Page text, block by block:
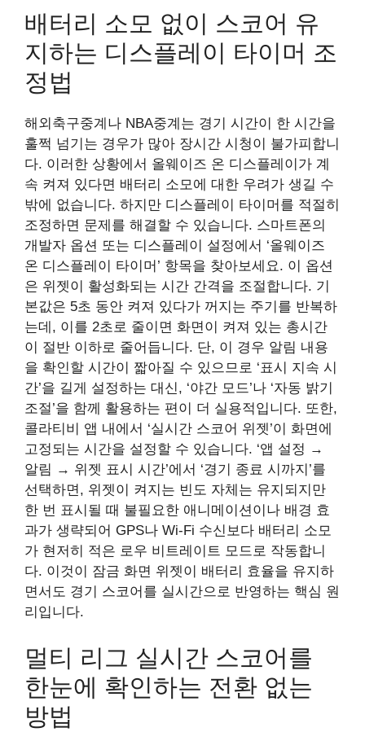
배터리 소모 없이 스코어 유
지하는 디스플레이 타이머 조
정법
해외축구중계나 NBA중계는 경기 시간이 한 시간을
훌쩍 넘기는 경우가 많아 장시간 시청이 불가피합니
다. 이러한 상황에서 올웨이즈 온 디스플레이가 계
속 켜져 있다면 배터리 소모에 대한 우려가 생길 수
밖에 없습니다. 하지만 디스플레이 타이머를 적절히
조정하면 문제를 해결할 수 있습니다. 스마트폰의
개발자 옵션 또는 디스플레이 설정에서 ‘올웨이즈
온 디스플레이 타이머’ 항목을 찾아보세요. 이 옵션
은 위젯이 활성화되는 시간 간격을 조절합니다. 기
본값은 5초 동안 켜져 있다가 꺼지는 주기를 반복하
는데, 이를 2초로 줄이면 화면이 켜져 있는 총시간
이 절반 이하로 줄어듭니다. 단, 이 경우 알림 내용
을 확인할 시간이 짧아질 수 있으므로 ‘표시 지속 시
간’을 길게 설정하는 대신, ‘야간 모드’나 ‘자동 밝기
조절’을 함께 활용하는 편이 더 실용적입니다. 또한,
콜라티비 앱 내에서 ‘실시간 스코어 위젯’이 화면에
고정되는 시간을 설정할 수 있습니다. ‘앱 설정 →
알림 → 위젯 표시 시간’에서 ‘경기 종료 시까지’를
선택하면, 위젯이 켜지는 빈도 자체는 유지되지만
한 번 표시될 때 불필요한 애니메이션이나 배경 효
과가 생략되어 GPS나 Wi-Fi 수신보다 배터리 소모
가 현저히 적은 로우 비트레이트 모드로 작동합니
다. 이것이 잠금 화면 위젯이 배터리 효율을 유지하
면서도 경기 스코어를 실시간으로 반영하는 핵심 원
리입니다.
멀티 리그 실시간 스코어를
한눈에 확인하는 전환 없는
방법